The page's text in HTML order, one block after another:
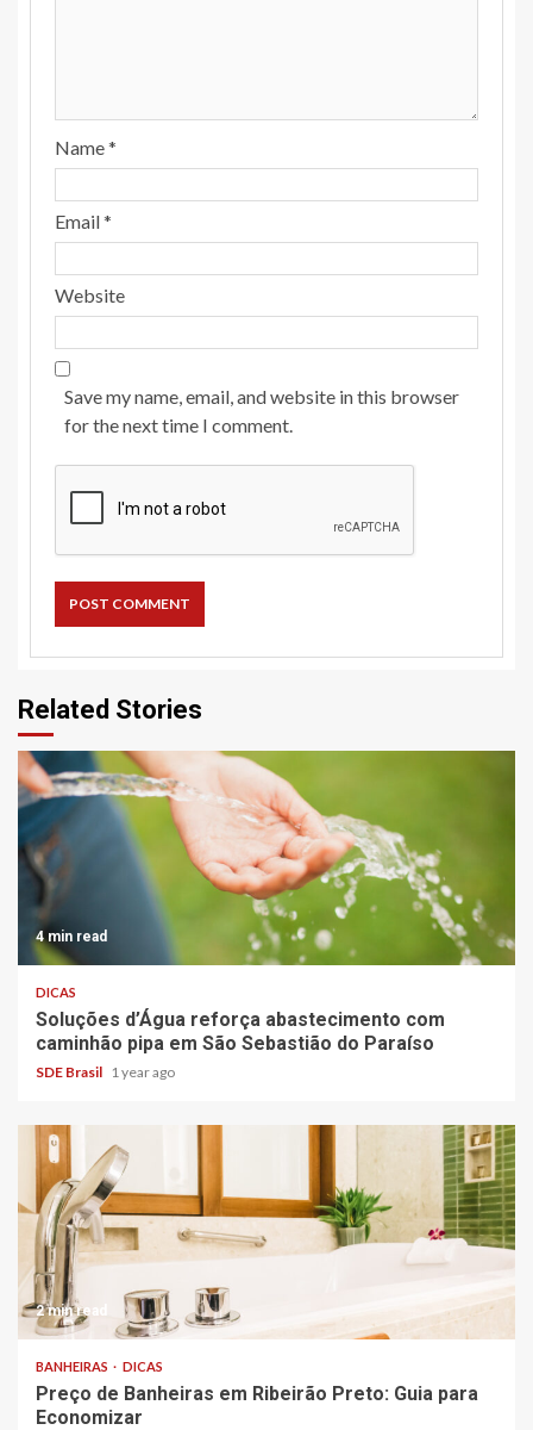
Name*
Email*
Website
Save my name, email, and website in this browser
for the next time I comment.
Related Stories
4 min read
DICAS
Soluções d’Água reforça abastecimento com
caminhão pipa em São Sebastião do Paraíso
SDE Brasil 1 year ago
2 min read
BANHEIRAS DICAS
Preço de Banheiras em Ribeirão Preto: Guia para
Economizar